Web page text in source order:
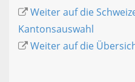
Weiter auf die
Kantonsauswahl
Weiter auf die